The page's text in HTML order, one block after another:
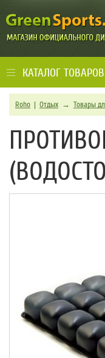
КАТАЛОГ ТОВАРОВ
Roho | Отдых → Товары